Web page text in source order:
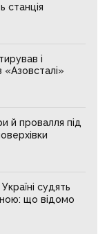
станція
і
й провалля під
судять
що відомо